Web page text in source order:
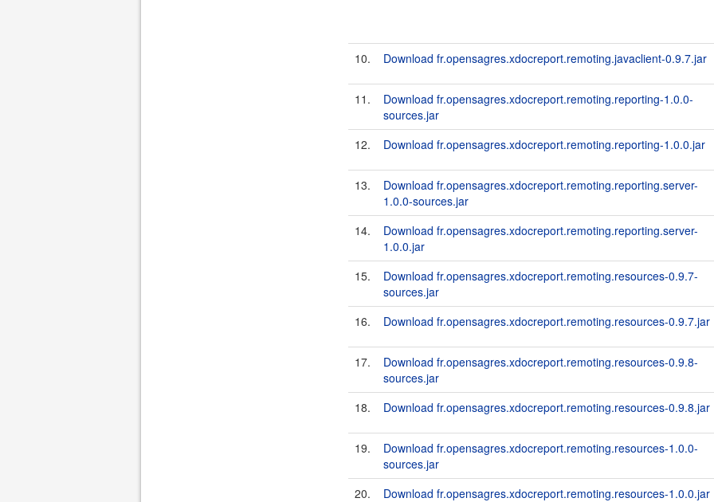
10. Download fr.opensagres.xdocreport.remoting.javaclient-0.9.7.jar
11.
Download fr.opensagres.xdocreport.remoting.reporting-1.0.0-
sources.jar
12.
Download fr.opensagres.xdocreport.remoting.reporting-1.0.0.jar
13.
Download fr.opensagres.xdocreport.remoting.reporting.server-
1.0.0-sources.jar
14.
Download fr.opensagres.xdocreport.remoting.reporting.server-
1.0.0.jar
15.
Download fr.opensagres.xdocreport.remoting.resources-0.9.7-
sources.jar
16.
Download fr.opensagres.xdocreport.remoting.resources-0.9.7.jar
17.
Download fr.opensagres.xdocreport.remoting.resources-0.9.8-
sources.jar
18.
Download fr.opensagres.xdocreport.remoting.resources-0.9.8.jar
19.
Download fr.opensagres.xdocreport.remoting.resources-1.0.0-
sources.jar
20.
Download fr.opensagres.xdocreport.remoting.resources-1.0.0.jar